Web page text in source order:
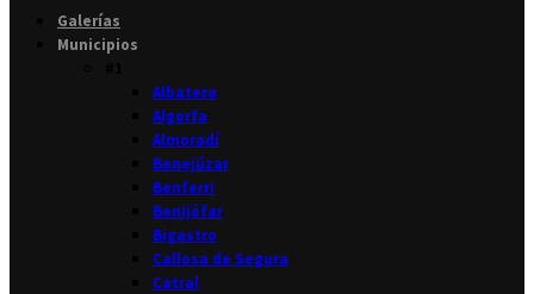
Galerías
Municipios
Albatera
Algorfa
Almoradí
Benejúzar
Benferri
Benijófar
Bigastro
Callosa de Segura
Catral